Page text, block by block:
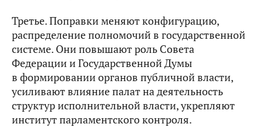
Третье. Поправки меняют конфигурацию,
распределение полномочий в государственной
системе. Они повышают роль Совета
Федерации и Государственной Думы
в формировании органов публичной власти,
усиливают влияние палат на деятельность
структур исполнительной власти, укрепляют
институт парламентского контроля.